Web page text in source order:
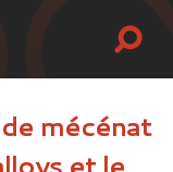
mécénat